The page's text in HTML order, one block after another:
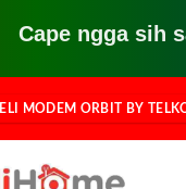
ngga sih sama
MODEM ORBIT BY